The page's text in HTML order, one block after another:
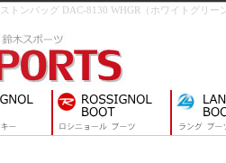
トンバッグ DAC-8130 WHGR（ホワイトグリー